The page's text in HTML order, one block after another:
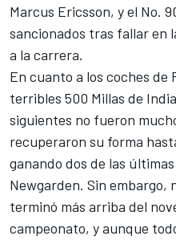
Marcus Ericsson, y el No.
sancionados tras fallar en
a la carrera.
En cuanto a los coches
terribles 500 Millas de
siguientes no fueron
recuperaron su forma
ganando dos de las
Newgarden. Sin embargo,
terminó más arriba del
campeonato, y aunque